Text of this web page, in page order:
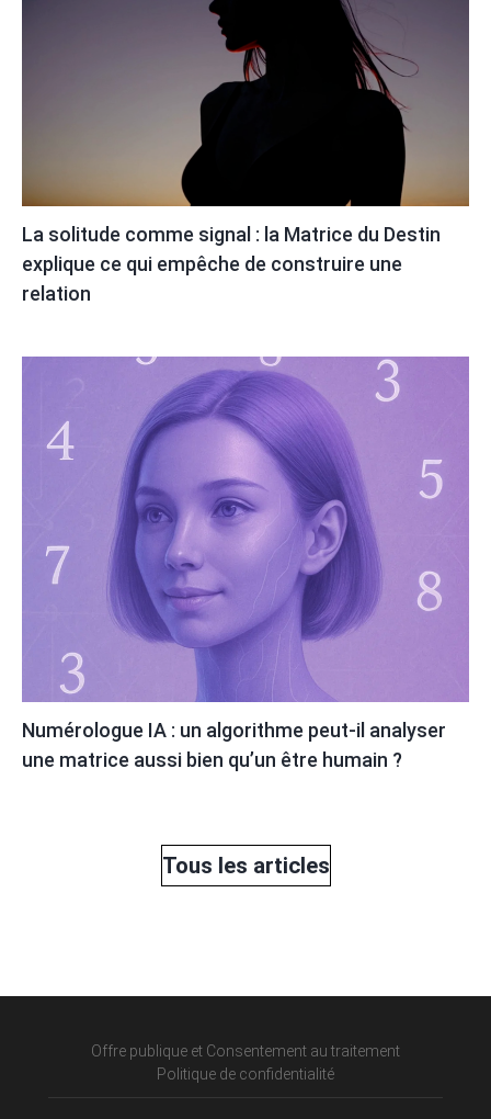
La solitude comme signal : la Matrice du Destin
explique ce qui empêche de construire une
relation
Numérologue IA : un algorithme peut-il analyser
une matrice aussi bien qu’un être humain ?
Tous les articles
Offre publique et Consentement au traitement
Politique de confidentialité